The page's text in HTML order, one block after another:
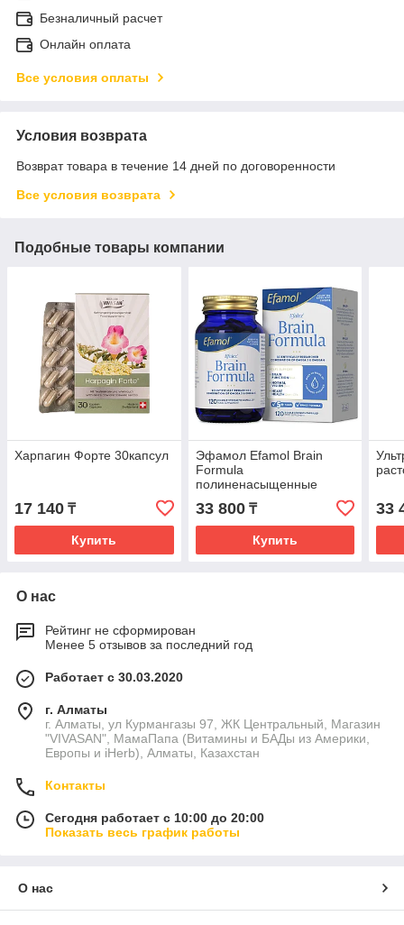
Безналичный расчет
Онлайн оплата
Все условия оплаты
Условия возврата
Возврат товара в течение 14 дней по договоренности
Все условия возврата
Подобные товары компании
Харпагин Форте 30капсул
17 140 ₸
Купить
Эфамол Efamol Brain
Formula
полиненасыщенные
жирные кислоты 120
капсул
33 800₸
Купить
33
О нас
Рейтинг не сформирован
Менее 5 отзывов за последний год
Работает с 30.03.2020
г. Алматы
г. Алматы, ул Курмангазы 97, ЖК Центральный, Магазин
"VIVASAN", МамаПапа (Витамины и БАДы из Америки,
Европы и iHerb), Алматы, Казахстан
Контакты
Сегодня работает с 10:00 до 20:00
Показать весь график работы
О нас